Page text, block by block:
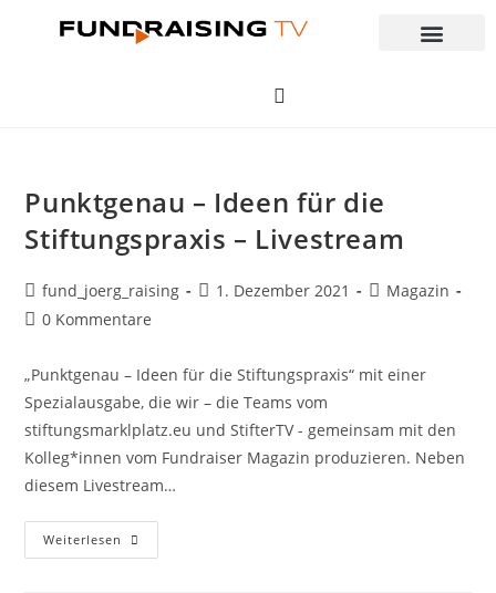
Punktgenau – Ideen für die
Stiftungspraxis – Livestream
fund_joerg_raising 1. Dezember 2021
Magazin
0 Kommentare
„Punktgenau – Ideen für die Stiftungspraxis“ mit einer
Spezialausgabe, die wir – die Teams vom
stiftungsmarklplatz.eu und StifterTV - gemeinsam mit den
Kolleg*innen vom Fundraiser Magazin produzieren. Neben
diesem Livestream…
Weiterlesen